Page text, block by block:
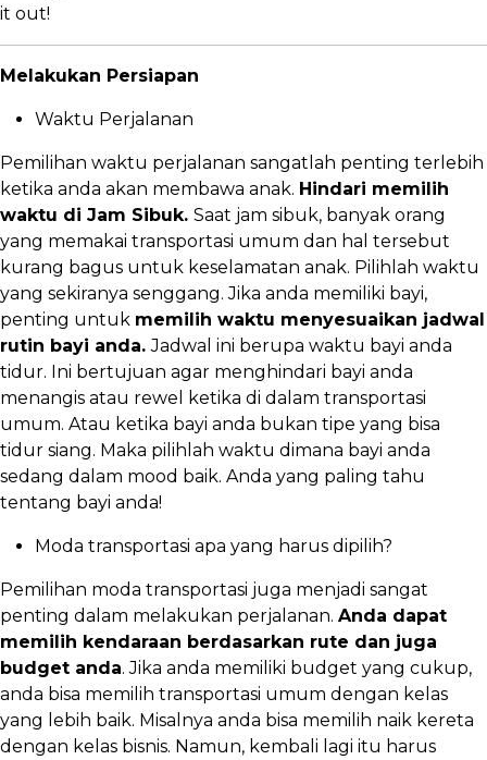
it out!
Melakukan Persiapan
Waktu Perjalanan
Pemilihan waktu perjalanan sangatlah penting terlebih
ketika anda akan membawa anak. Hindari memilih
waktu di Jam Sibuk. Saat jam sibuk, banyak orang
yang memakai transportasi umum dan hal tersebut
kurang bagus untuk keselamatan anak. Pilihlah waktu
yang sekiranya senggang. Jika anda memiliki bayi,
penting untuk memilih waktu menyesuaikan jadwal
rutin bayi anda.Jadwal ini berupa waktu bayi anda
tidur. Ini bertujuan agar menghindari bayi anda
menangis atau rewel ketika di dalam transportasi
umum. Atau ketika bayi anda bukan tipe yang bisa
tidur siang. Maka pilihlah waktu dimana bayi anda
sedang dalam mood baik. Anda yang paling tahu
tentang bayi anda!
Moda transportasi apa yang harus dipilih?
Pemilihan moda transportasi juga menjadi sangat
penting dalam melakukan perjalanan. Anda dapat
memilih kendaraan berdasarkan rute dan juga
budget anda. Jika anda memiliki budget yang cukup,
anda bisa memilih transportasi umum dengan kelas
yang lebih baik. Misalnya anda bisa memilih naik kereta
dengan kelas bisnis. Namun, kembali lagi itu harus